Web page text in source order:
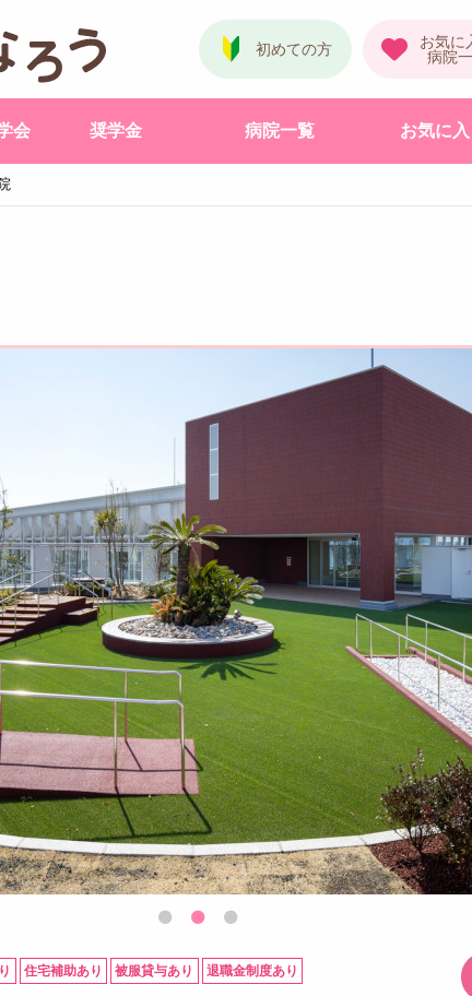
会 奨学金 病院一覧 お気に入
住宅補助あり 被服貸与あり 退職金制度あり